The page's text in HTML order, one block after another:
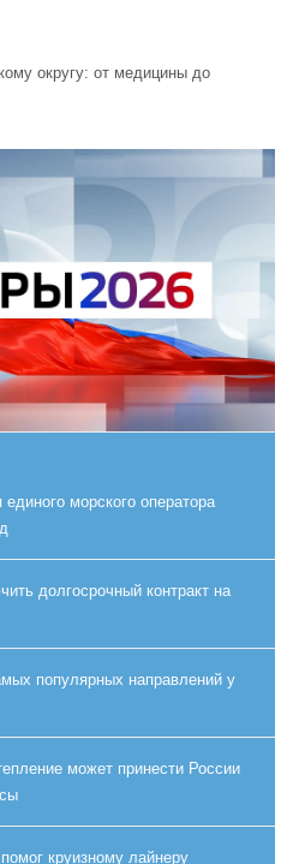
округу: от медицины до
морского оператора
долгосрочный контракт на
популярных направлений у
может принести России
круизному лайнеру